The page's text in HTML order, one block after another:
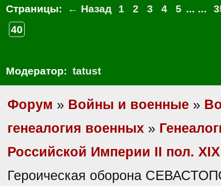
Страницы: ← Назад 1 2 3 4 5 ... ...
40
Модератор: tatust
Форум » Войны и военные »
генеалогия военных »
Российской Империи II пол.
Героическая оборона